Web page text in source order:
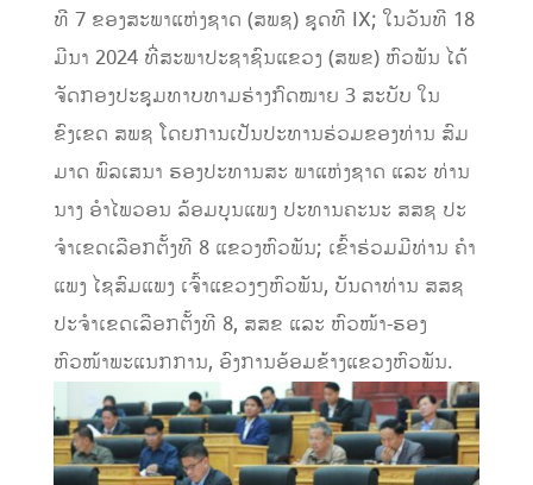
ທີ 7 ຂອງສະພາແຫ່ງຊາດ (ສພຊ) ຊຸດທີ IX; ໃນວັນທີ 18
ມີນາ 2024 ທີ່ສະພາປະຊາຊົນແຂວງ (ສພຂ) ຫົວພັນ ໄດ້
ຈັດກອງປະຊຸມທາບທາມຮ່າງກົດໝາຍ 3 ສະບັບ ໃນ
ຂົງເຂດ ສພຊ ໂດຍການເປັນປະທານຮ່ວມຂອງທ່ານ ສົມ
ມາດ ພົລເສນາ ຮອງປະທານສະ ພາແຫ່ງຊາດ ແລະ ທ່ານ
ນາງ ອຳໄພວອນ ລ້ອມບຸນແພງ ປະທານຄະນະ ສສຊ ປະ
ຈໍາເຂດເລືອກຕັ້ງທີ 8 ແຂວງຫົວພັນ; ເຂົ້າຮ່ວມມີທ່ານ ຄຳ
ແພງ ໄຊສົມແພງ ເຈົ້າແຂວງໆຫົວພັນ, ບັນດາທ່ານ ສສຊ
ປະຈໍາເຂດເລືອກຕັ້ງທີ 8, ສສຂ ແລະ ຫົວໜ້າ-ຮອງ
ຫົວໜ້າພະແນກການ, ອົງການອ້ອມຂ້າງແຂວງຫົວພັນ.